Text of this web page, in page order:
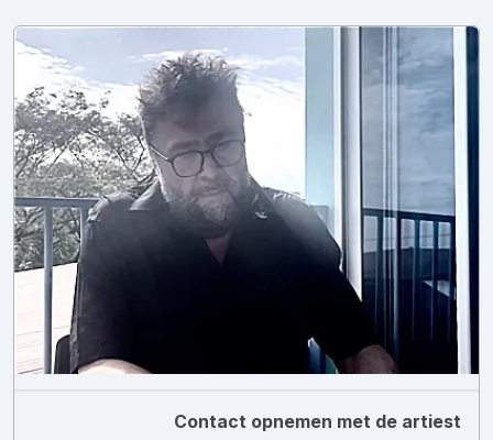
Contact opnemen met de artiest